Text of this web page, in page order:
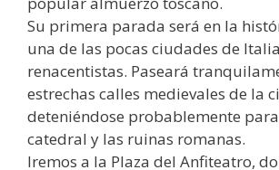
Su primera parada será en la
una de las pocas ciudades de
renacentistas. Paseará
estrechas calles medievales de la
deteniéndose probablemente
catedral y las ruinas romanas.
Iremos a la Plaza del Anfiteatro,